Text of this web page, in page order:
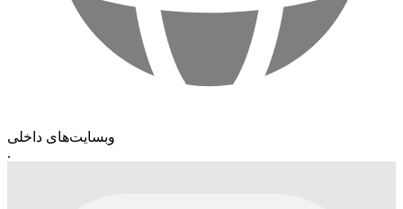
وبسایت‌های داخلی
.